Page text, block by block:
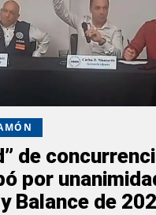
de
por
Balance de